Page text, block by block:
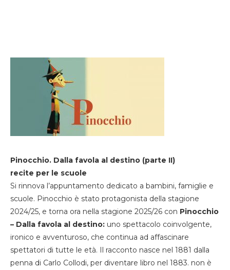
Pinocchio. Dalla favola al destino (parte II)
recite per le scuole
Si rinnova l’appuntamento dedicato a bambini, famiglie e
scuole. Pinocchio è stato protagonista della stagione
2024/25, e torna ora nella stagione 2025/26 con Pinocchio
– Dalla favola al destino: uno spettacolo coinvolgente,
ironico e avventuroso, che continua ad affascinare
spettatori di tutte le età. Il racconto nasce nel 1881 dalla
penna di Carlo Collodi, per diventare libro nel 1883. non è